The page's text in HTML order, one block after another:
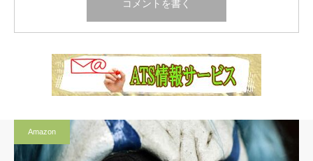
Amazon